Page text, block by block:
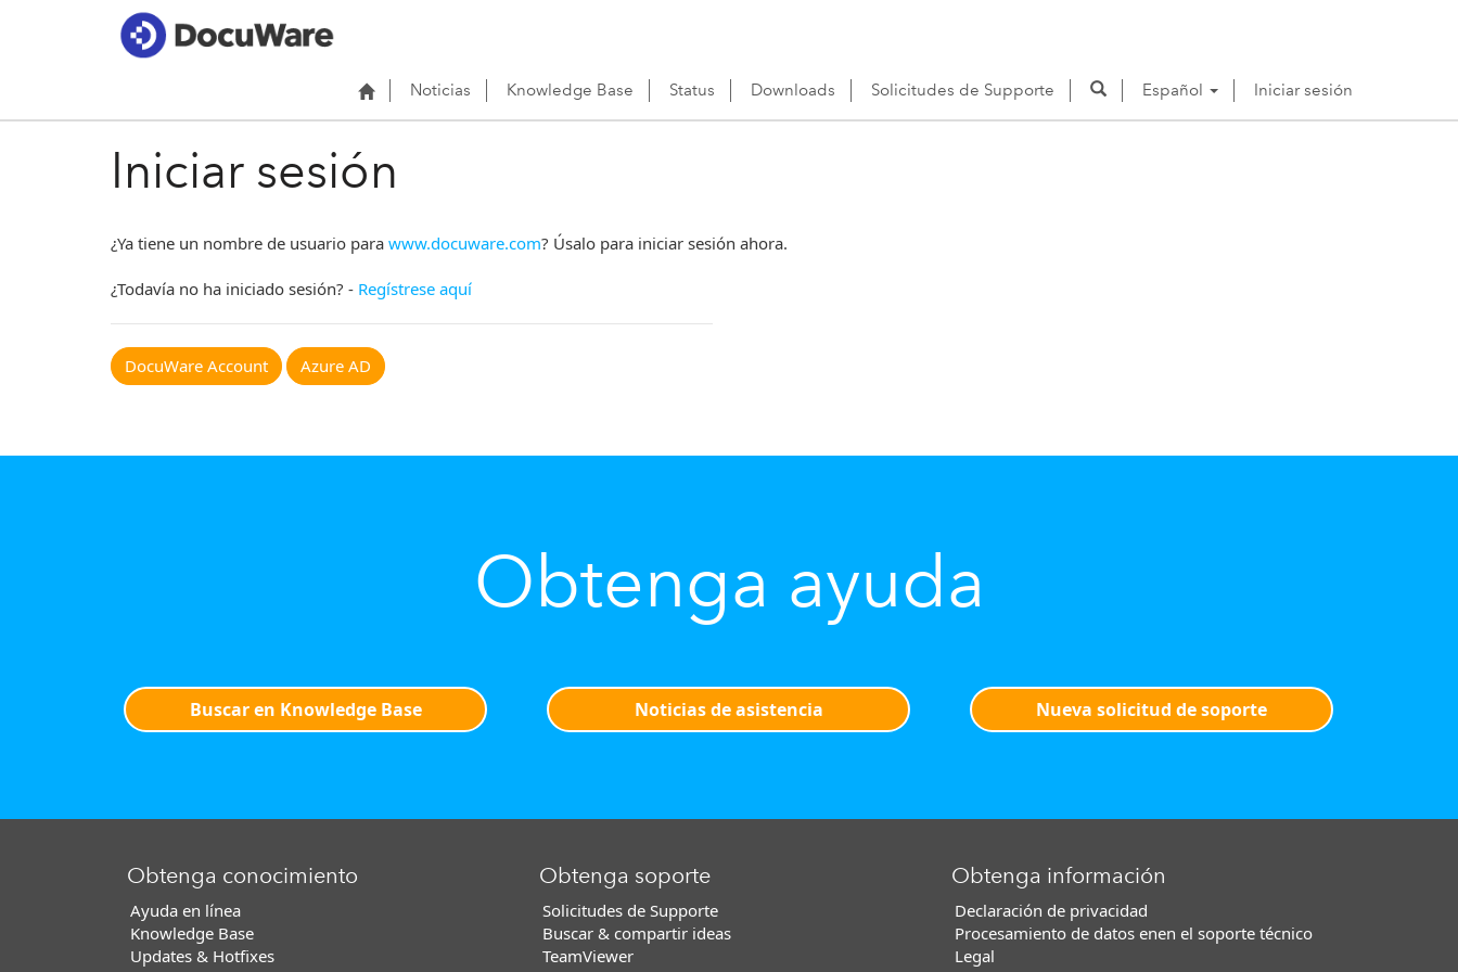
Noticias Knowledge Base Status Downloads Solicitudes de Supporte Español Iniciar sesión
Iniciar sesión
¿Ya tiene un nombre de usuario para www.docuware.com? Úsalo para iniciar sesión ahora.
¿Todavía no ha iniciado sesión? - Regístrese aquí
DocuWare Account Azure AD
Obtenga ayuda
Buscar en Knowledge Base Noticias de asistencia Nueva solicitud de soporte
Obtenga conocimiento
Ayuda en línea
Knowledge Base
Updates & Hotfixes
Obtenga soporte
Solicitudes de Supporte
Buscar & compartir ideas
TeamViewer
Obtenga información
Declaración de privacidad
Procesamiento de datos enen el soporte técnico
Legal